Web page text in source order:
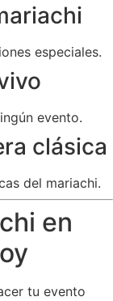
especiales.
evento.
clásica
del mariachi.
en
tu evento